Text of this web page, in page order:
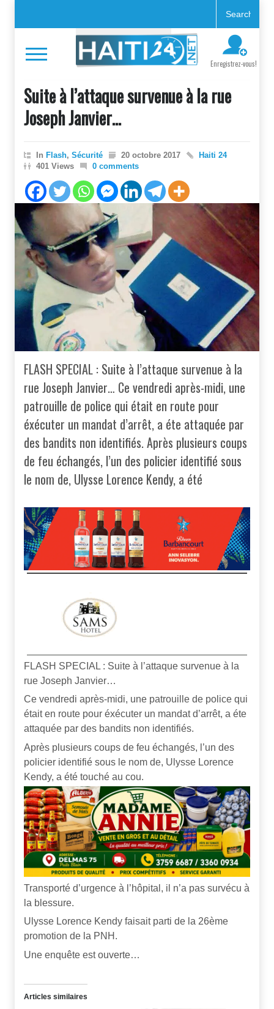
Enregistrez-vous!
Suite à l’attaque survenue à la rue
Joseph Janvier…
In Flash, Sécurité 20 octobre 2017
Haiti 24
401 Views
0 comments
FLASH SPECIAL : Suite à l’attaque survenue à la
rue Joseph Janvier… Ce vendredi après-midi, une
patrouille de police qui était en route pour
éxécuter un mandat d’arrêt, a éte attaquée par
des bandits non identifiés. Après plusieurs coups
de feu échangés, l’un des policier identifié sous
le nom de, Ulysse Lorence Kendy, a été
FLASH SPECIAL : Suite à l’attaque survenue à la
rue Joseph Janvier…
Ce vendredi après-midi, une patrouille de police qui
était en route pour éxécuter un mandat d’arrêt, a éte
attaquée par des bandits non identifiés.
Après plusieurs coups de feu échangés, l’un des
policier identifié sous le nom de, Ulysse Lorence
Kendy, a été touché au cou.
Transporté d’urgence à l’hôpital, il n’a pas survécu à
la blessure.
Ulysse Lorence Kendy faisait parti de la 26ème
promotion de la PNH.
Une enquête est ouverte…
Articles similaires